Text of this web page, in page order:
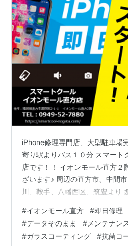
iPhone修理専門店、大型駐車場
寄り駅よりバス１０分 スマート
店です！！ イオンモール直方２
ざいます♪ 周辺の直方市、中間
川、鞍手、八幡西区、筑豊より
らをどうぞ！ ここで耳寄りな情
約割引を始めました！！ アイフ
修理やガラスコーティングでご
#イオンモール直方 #即日修理
#データそのまま # メンテナン
#ガラスコーティング #抗菌コ